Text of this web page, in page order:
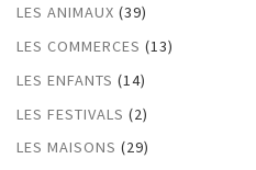
LES ANIMAUX (39)
LES COMMERCES (13)
LES ENFANTS (14)
LES FESTIVALS (2)
LES MAISONS (29)